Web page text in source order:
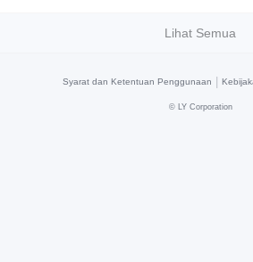
Lihat Semua
Syarat dan Ketentuan Penggunaan
© LY Corporation